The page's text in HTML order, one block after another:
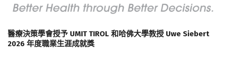
醫療決策學會授予 UMIT TIROL 和哈佛大學教授 Uwe Siebert
2026 年度職業生涯成就獎